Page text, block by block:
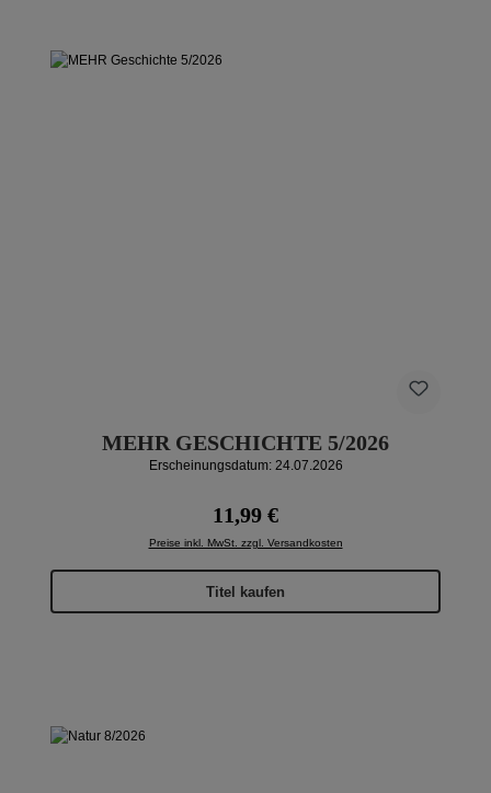
MEHR GESCHICHTE 5/2026
Erscheinungsdatum: 24.07.2026
Regulärer Preis:
11,99 €
Preise inkl. MwSt. zzgl. Versandkosten
Titel kaufen